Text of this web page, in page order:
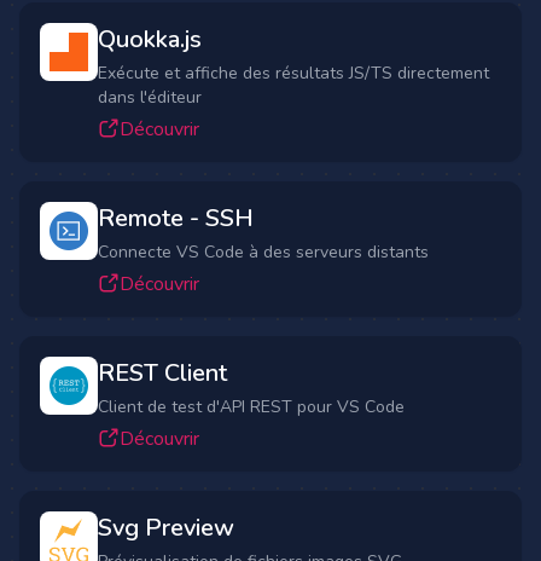
Quokka.js
Exécute et affiche des résultats JS/TS directement
dans l'éditeur
Découvrir
Remote - SSH
Connecte VS Code à des serveurs distants
Découvrir
REST Client
Client de test d'API REST pour VS Code
Découvrir
Svg Preview